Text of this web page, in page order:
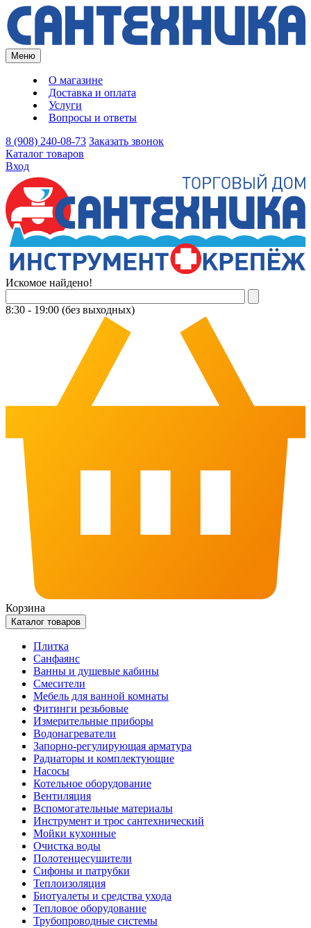
Меню
О магазине
Доставка и оплата
Услуги
Вопросы и ответы
8 (908) 240-08-73 Заказать звонок
Каталог товаров
Вход
Искомое найдено!
8:30 - 19:00 (без выходных)
Корзина
Каталог товаров
Плитка
Санфаянс
Ванны и душевые кабины
Смесители
Мебель для ванной комнаты
Фитинги резьбовые
Измерительные приборы
Водонагреватели
Запорно-регулирующая арматура
Радиаторы и комплектующие
Насосы
Котельное оборудование
Вентиляция
Вспомогательные материалы
Инструмент и трос сантехнический
Мойки кухонные
Очистка воды
Полотенцесушители
Сифоны и патрубки
Теплоизоляция
Биотуалеты и средства ухода
Тепловое оборудование
Трубопроводные системы